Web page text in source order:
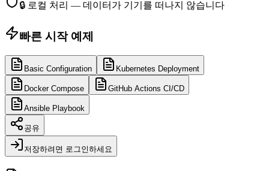
🔒 로컬 처리 — 데이터가 기기를 떠나지 않습니다
빠른 시작 예제
Basic Configuration Kubernetes Deployment
Docker Compose GitHub Actions CI/CD
Ansible Playbook
공유
저장하려면 로그인하세요